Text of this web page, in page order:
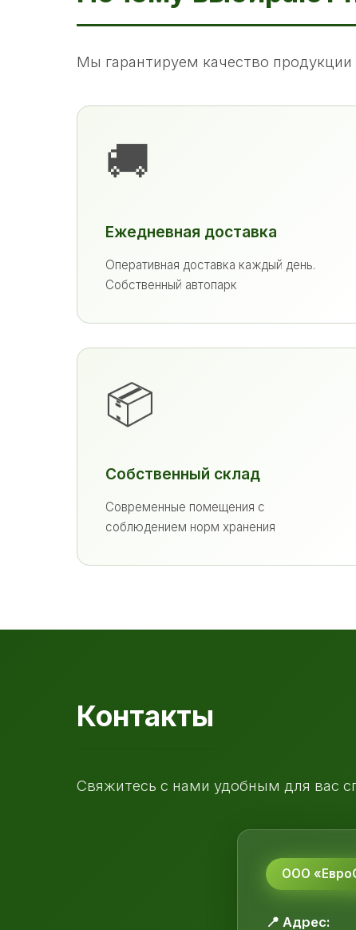
Мы гарантируем качество
🚚
Ежедневная доставка
Оперативная доставка каждый день.
Собственный автопарк
📦
Собственный склад
Современные помещения с
соблюдением норм хранения
Контакты
Свяжитесь с нами удобным для вас
ООО
📍 Адрес: